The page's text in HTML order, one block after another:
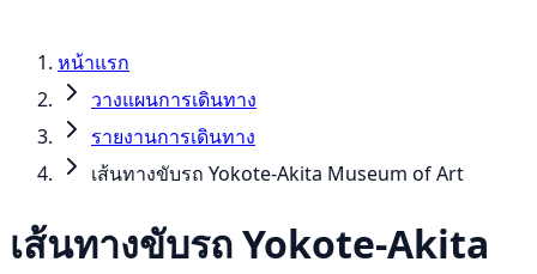
หน้าแรก
วางแผนการเดินทาง
รายงานการเดินทาง
เส้นทางขับรถ Yokote-Akita Museum of Art
เส้นทางขับรถ Yokote-Akita